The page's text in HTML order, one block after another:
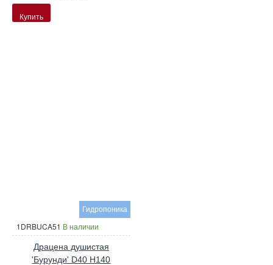
Купить
Гидропоника
1DRBUCA51 В наличии
Драцена душистая
'Бурунди' D40 H140